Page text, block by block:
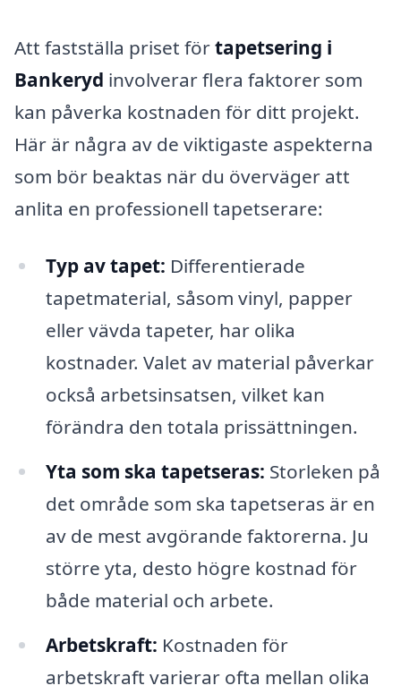
Att fastställa priset förtapetsering i
Bankeryd involverar flera faktorer som
kan påverka kostnaden för ditt projekt.
Här är några av de viktigaste aspekterna
som bör beaktas när du överväger att
anlita en professionell tapetserare:
Typ av tapet: Differentierade
tapetmaterial, såsom vinyl, papper
eller vävda tapeter, har olika
kostnader. Valet av material påverkar
också arbetsinsatsen, vilket kan
förändra den totala prissättningen.
Yta som ska tapetseras: Storleken på
det område som ska tapetseras är en
av de mest avgörande faktorerna. Ju
större yta, desto högre kostnad för
både material och arbete.
Arbetskraft: Kostnaden för
arbetskraft varierar ofta mellan olika